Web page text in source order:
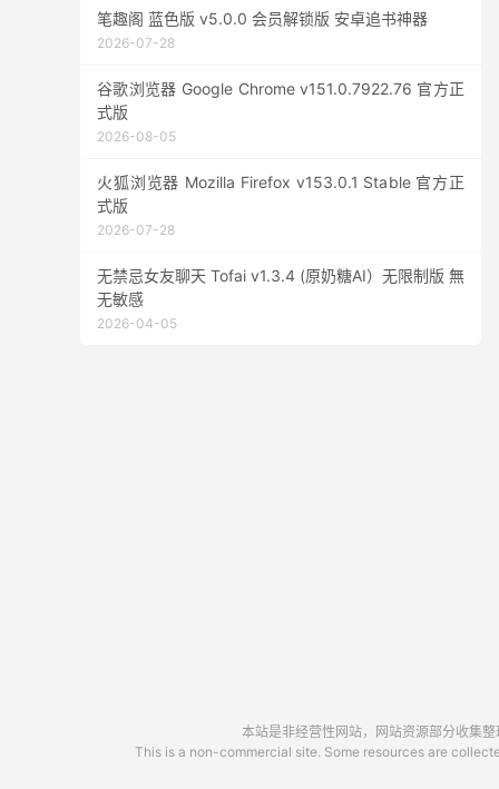
笔趣阁 蓝色版 v5.0.0 会员解锁版 安卓追书神器
2026-07-28
谷歌浏览器 Google Chrome v151.0.7922.76 官方正
式版
2026-08-05
火狐浏览器 Mozilla Firefox v153.0.1 Stable 官方正
式版
2026-07-28
无禁忌女友聊天 Tofai v1.3.4 (原奶糖AI）无限制版 無
无敏感
2026-04-05
本站是非经营性网站，网站资源部分收集
This is a non-commercial site. Some resources are